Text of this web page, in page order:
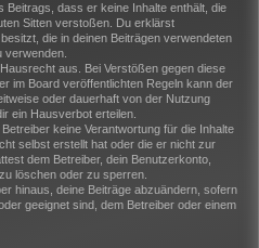
Beitrags, dass er keine Inhalte enthält, die
Sitten verstoßen. Du erklärst
die in deinen Beiträgen verwendeten
verwenden.
aus. Bei Verstößen gegen diese
im Board veröffentlichten Regeln kann der
oder dauerhaft von der Nutzung
ein Hausverbot erteilen.
keine Verantwortung für die Inhalte
selbst erstellt hat oder die er nicht zur
dem Betreiber, dein Benutzerkonto,
löschen oder zu sperren.
hinaus, deine Beiträge abzuändern, sofern
geeignet sind, dem Betreiber oder einem